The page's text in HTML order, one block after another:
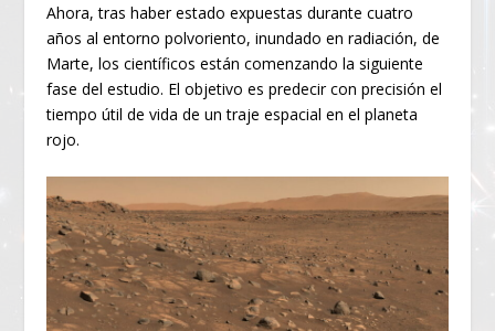
Ahora, tras haber estado expuestas durante cuatro
años al entorno polvoriento, inundado en radiación, de
Marte, los científicos están comenzando la siguiente
fase del estudio. El objetivo es predecir con precisión el
tiempo útil de vida de un traje espacial en el planeta
rojo.